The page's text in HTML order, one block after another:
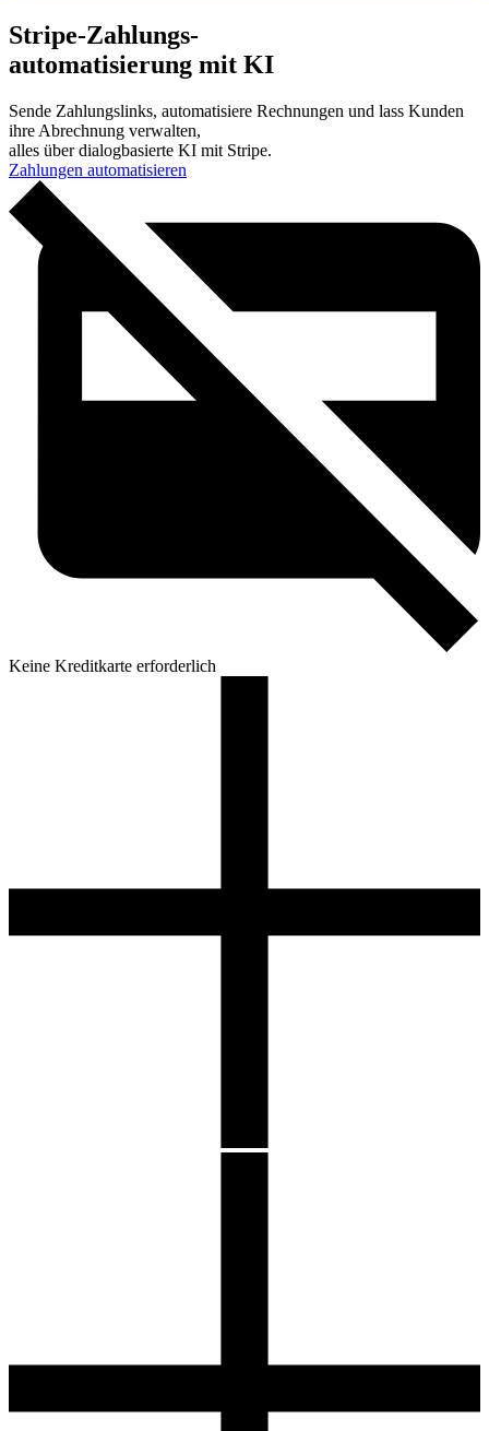
Stripe-Zahlungs-
automatisierung mit KI
Sende Zahlungslinks, automatisiere Rechnungen und lass Kunden
ihre Abrechnung verwalten,
alles über dialogbasierte KI mit Stripe.
Zahlungen automatisieren
Keine Kreditkarte erforderlich